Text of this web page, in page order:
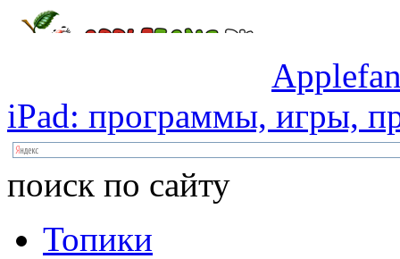
iPad: программы, игры,
поиск по сайту
Топики